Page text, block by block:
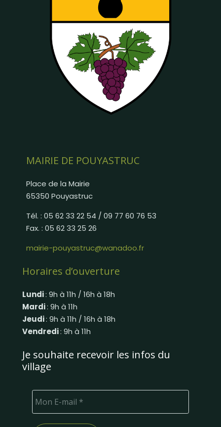
MAIRIE DE POUYASTRUC
Place de la Mairie
65350 Pouyastruc
Tél. : 05 62 33 22 54 / 09 77 60 76 53
Fax. : 05 62 33 25 26
mairie-pouyastruc@wanadoo.fr
Horaires d’ouverture
Lundi: 9h à 11h / 16h à 18h
Mardi: 9h à 11h
Jeudi: 9h à 11h / 16h à 18h
Vendredi: 9h à 11h
Je souhaite recevoir les infos du
village